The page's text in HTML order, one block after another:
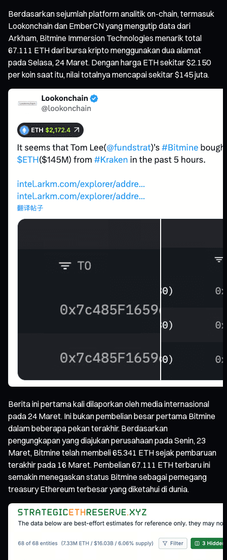
Berdasarkan sejumlah platform analitik on-chain, termasuk
Lookonchain dan EmberCN yang mengutip data dari
Arkham, Bitmine Immersion Technologies menarik total
67.111 ETH dari bursa kripto menggunakan dua alamat
pada Selasa, 24 Maret. Dengan harga ETH sekitar $2.150
per koin saat itu, nilai totalnya mencapai sekitar $145 juta.
Berita ini pertama kali dilaporkan oleh media internasional
pada 24 Maret. Ini bukan pembelian besar pertama Bitmine
dalam beberapa pekan terakhir. Berdasarkan
pengungkapan yang diajukan perusahaan pada Senin, 23
Maret, Bitmine telah membeli 65.341 ETH sejak pembaruan
terakhir pada 16 Maret. Pembelian 67.111 ETH terbaru ini
semakin menegaskan status Bitmine sebagai pemegang
treasury Ethereum terbesar yang diketahui di dunia.